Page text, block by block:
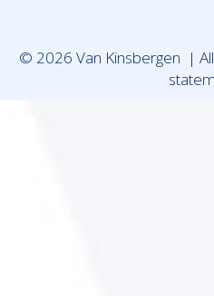
© 2026 Van Kinsbergen |